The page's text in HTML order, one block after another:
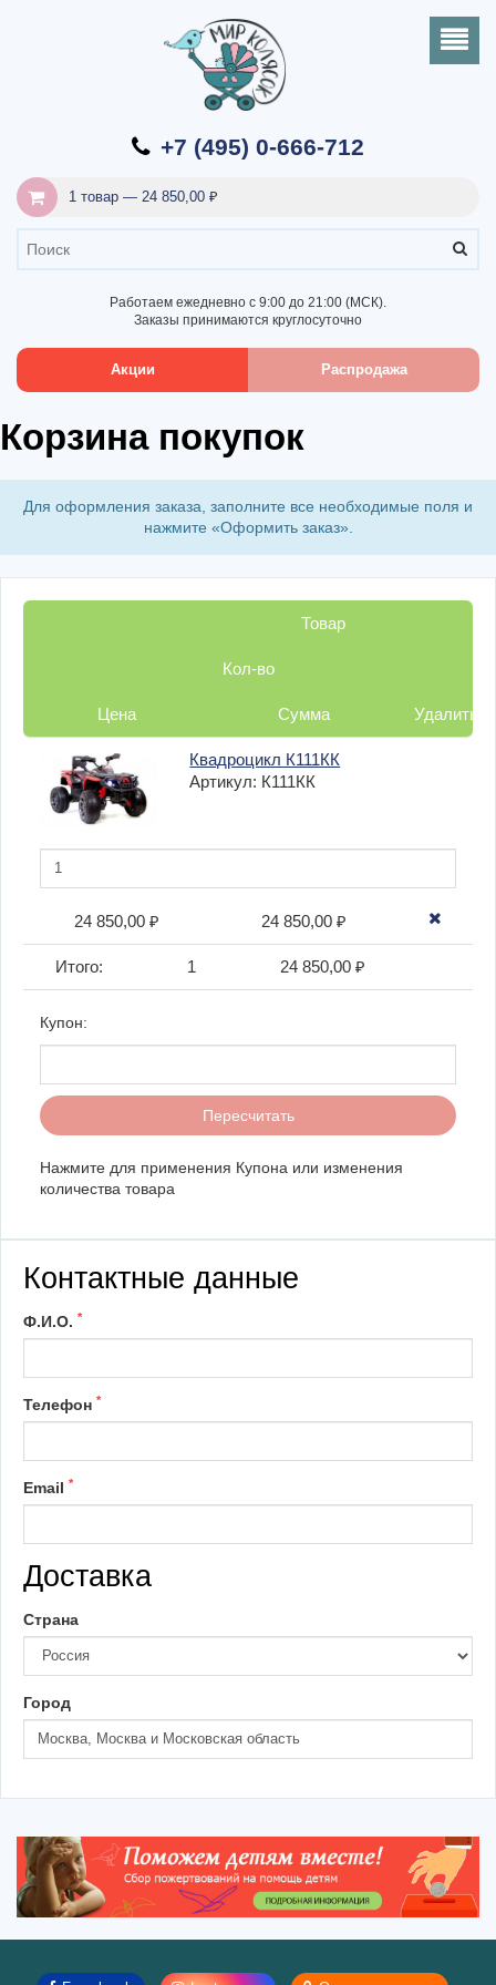
+7 (495) 0-666-712
1 товар — 24 850,00 ₽
Работаем ежедневно с 9:00 до 21:00 (МСК).
Заказы принимаются круглосуточно
Акции Распродажа
Корзина покупок
Для оформления заказа, заполните все необходимые поля и
нажмите «Оформить заказ».
Товар
Кол-во
Цена Сумма Удалить
Квадроцикл К111КК
Артикул: К111КК
24 850,00 ₽ 24 850,00 ₽
Итого: 1 24 850,00 ₽
Купон:
Нажмите для применения Купона или изменения
количества товара
Контактные данные
Ф.И.О. *
Телефон *
Email *
Доставка
Страна
Город